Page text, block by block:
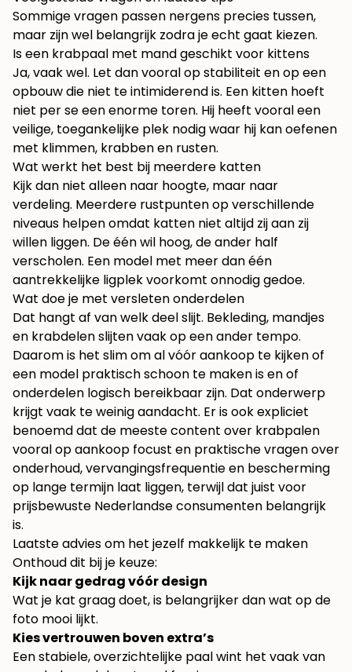
Sommige vragen passen nergens precies tussen,
maar zijn wel belangrijk zodra je echt gaat kiezen.
Is een krabpaal met mand geschikt voor kittens
Ja, vaak wel. Let dan vooral op stabiliteit en op een
opbouw die niet te intimiderend is. Een kitten hoeft
niet per se een enorme toren. Hij heeft vooral een
veilige, toegankelijke plek nodig waar hij kan oefenen
met klimmen, krabben en rusten.
Wat werkt het best bij meerdere katten
Kijk dan niet alleen naar hoogte, maar naar
verdeling. Meerdere rustpunten op verschillende
niveaus helpen omdat katten niet altijd zij aan zij
willen liggen. De één wil hoog, de ander half
verscholen. Een model met meer dan één
aantrekkelijke ligplek voorkomt onnodig gedoe.
Wat doe je met versleten onderdelen
Dat hangt af van welk deel slijt. Bekleding, mandjes
en krabdelen slijten vaak op een ander tempo.
Daarom is het slim om al vóór aankoop te kijken of
een model praktisch schoon te maken is en of
onderdelen logisch bereikbaar zijn. Dat onderwerp
krijgt vaak te weinig aandacht. Er is ook expliciet
benoemd dat de meeste content over krabpalen
vooral op aankoop focust en praktische vragen over
onderhoud, vervangingsfrequentie en bescherming
op lange termijn laat liggen, terwijl dat juist voor
prijsbewuste Nederlandse consumenten belangrijk
is.
Laatste advies om het jezelf makkelijk te maken
Onthoud dit bij je keuze:
Kijk naar gedrag vóór design
Wat je kat graag doet, is belangrijker dan wat op de
foto mooi lijkt.
Kies vertrouwen boven extra’s
Een stabiele, overzichtelijke paal wint het vaak van